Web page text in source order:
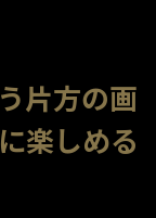
片方の画
楽しめる